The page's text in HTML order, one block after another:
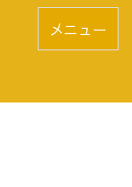
メニュー